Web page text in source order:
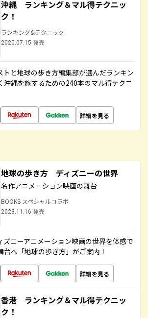
沖縄 ランキング＆マル得テクニッ
ク！
ランキング&テクニック
2020.07.15 発売
トと地球の歩き方編集部が選んだランキン
沖縄を旅するための240本のマル得テクニ
詳細を見る
地球の歩き方 ディズニーの世界
名作アニメーション映画の舞台
BOOKS スペシャルコラボ
2023.11.16 発売
ズニーアニメーション映画の世界を体感で
台へ「地球の歩き方」がご案内！
詳細を見る
香港 ランキング＆マル得テクニッ
ク！